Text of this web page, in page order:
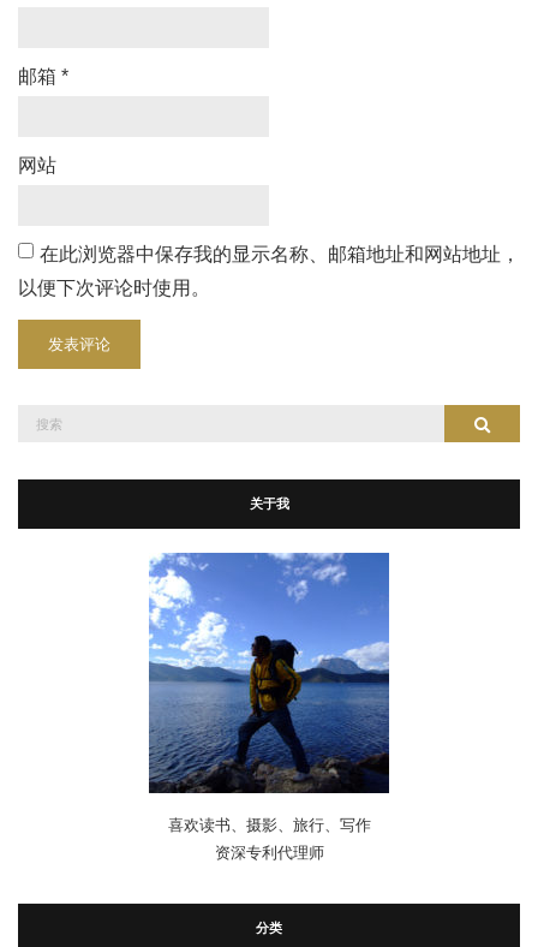
邮箱 *
网站
在此浏览器中保存我的显示名称、邮箱地址和网站地址，
以便下次评论时使用。
搜索
关于我
喜欢读书、摄影、旅行、写作
资深专利代理师
分类